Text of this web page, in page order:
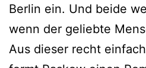
Berlin ein. Und beide
wenn der geliebte
Aus dieser recht